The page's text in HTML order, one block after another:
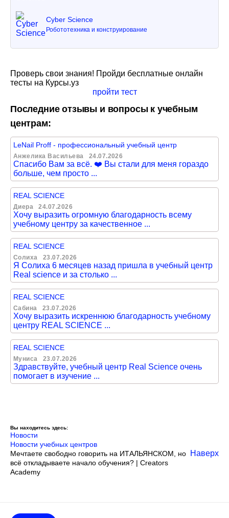
Cyber Science
Робототехника и конструирование
Проверь свои знания! Пройди бесплатные онлайн
тесты на Курсы.уз
пройти тест
Последние отзывы и вопросы к учебным
центрам:
LeNail Proff - профессиональный учебный центр
Анжелика Васильева 24.07.2026
Спасибо Вам за всё. ❤️ Вы стали для меня гораздо
больше, чем просто ...
REAL SCIENCE
Диера 24.07.2026
Хочу выразить огромную благодарность всему
учебному центру за качественное ...
REAL SCIENCE
Солиха 23.07.2026
Я Солиха 6 месяцев назад пришла в учебный центр
Real science и за столько ...
REAL SCIENCE
Сабина 23.07.2026
Хочу выразить искреннюю благодарность учебному
центру REAL SCIENCE ...
REAL SCIENCE
Муниса 23.07.2026
Здравствуйте, учебный центр Real Science очень
помогает в изучение ...
Вы находитесь здесь:
Новости
Новости учебных центров
Мечтаете свободно говорить на ИТАЛЬЯНСКОМ, но
всё откладываете начало обучения? | Creators
Academy
Наверх